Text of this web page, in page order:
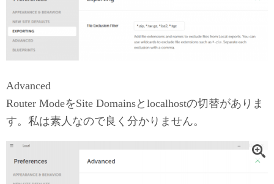
Advanced
Router ModeをSite Domainsとlocalhostの切替がありま
す。私は素人なので良く分かりません。